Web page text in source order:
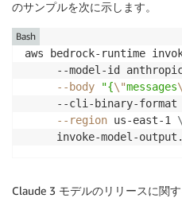
のサンプルを次に示します。
aws bedrock-runtime
--model-id
--body
"{\"messages
--cli-binary-format
--region us-east-1 \
invoke-model-
Bash
Claude 3 モデルのリリースに関